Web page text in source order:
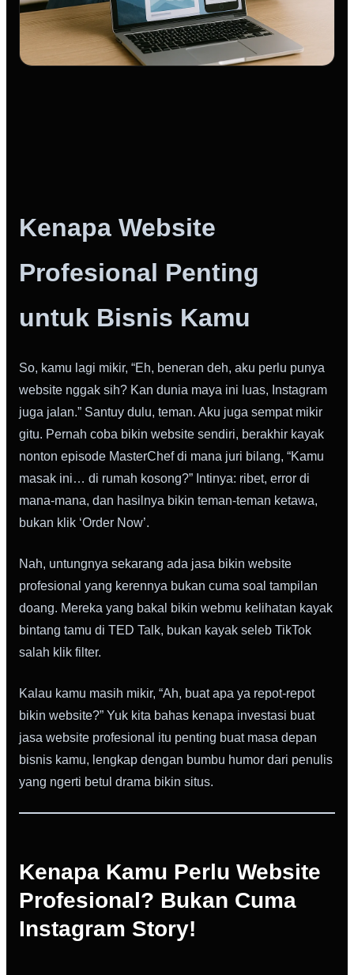
Kenapa Website
Profesional Penting
untuk Bisnis Kamu
So, kamu lagi mikir, “Eh, beneran deh, aku perlu punya
website nggak sih? Kan dunia maya ini luas, Instagram
juga jalan.” Santuy dulu, teman. Aku juga sempat mikir
gitu. Pernah coba bikin website sendiri, berakhir kayak
nonton episode MasterChef di mana juri bilang, “Kamu
masak ini… di rumah kosong?” Intinya: ribet, error di
mana-mana, dan hasilnya bikin teman-teman ketawa,
bukan klik ‘Order Now’.
Nah, untungnya sekarang ada jasa bikin website
profesional yang kerennya bukan cuma soal tampilan
doang. Mereka yang bakal bikin webmu kelihatan kayak
bintang tamu di TED Talk, bukan kayak seleb TikTok
salah klik filter.
Kalau kamu masih mikir, “Ah, buat apa ya repot-repot
bikin website?” Yuk kita bahas kenapa investasi buat
jasa website profesional itu penting buat masa depan
bisnis kamu, lengkap dengan bumbu humor dari penulis
yang ngerti betul drama bikin situs.
Kenapa Kamu Perlu Website
Profesional? Bukan Cuma
Instagram Story!